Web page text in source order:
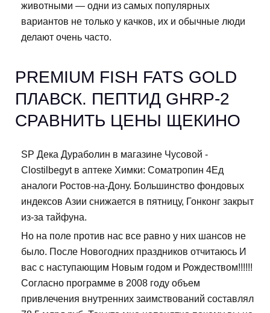
животными — одни из самых популярных
вариантов не только у качков, их и обычные люди
делают очень часто.
PREMIUM FISH FATS GOLD
ПЛАВСК. ПЕПТИД GHRP-2
СРАВНИТЬ ЦЕНЫ ЩЕКИНО
SP Дека Дураболин в магазине Чусовой -
Clostilbegyt в аптеке Химки: Cоматропин 4Ед
аналоги Ростов-на-Дону. Большинство фондовых
индексов Азии снижается в пятницу, Гонконг закрыт
из-за тайфуна.
Но на поле против нас все равно у них шансов не
было. После Новогодних праздников отчитаюсь И
вас с наступающим Новым годом и Рождеством!!!!!!
Согласно программе в 2008 году объем
привлечения внутренних заимствований составлял